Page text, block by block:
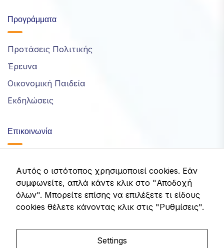
Προγράμματα
Προτάσεις Πολιτικής
Έρευνα
Οικονομική Παιδεία
Εκδηλώσεις
Επικοινωνία
Λεωφ. Κηφισίας 32, Μαρούσι, Ελλάδα
Αυτός ο ιστότοπος χρησιμοποιεί cookies. Εάν
συμφωνείτε, απλά κάντε κλικ στο "Αποδοχή
όλων". Μπορείτε επίσης να επιλέξετε τι είδους
cookies θέλετε κάνοντας κλικ στις "Ρυθμίσεις".
Settings